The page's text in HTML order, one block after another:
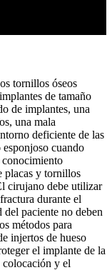
tornillos óseos
de tamaño
de implantes, una
una mala
deficiente de las
cuando
placas y tornillos
cirujano debe utilizar
durante el
paciente no deben
métodos para
injertos de hueso
el implante de la
colocación y el